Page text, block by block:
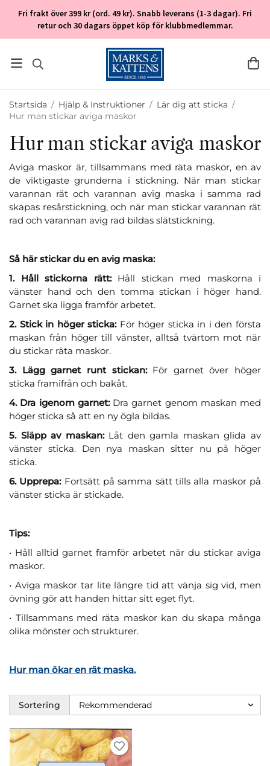
Fri frakt över 399 kr (ord. 49 kr). Snabb leverans (1-3 dagar). Fri
retur och 30 dagars öppet köp för klubbmedlemmar.
Startsida / Hjälp & Instruktioner / Lär dig att sticka /
Hur man stickar aviga maskor
Hur man stickar aviga maskor
Aviga maskor är, tillsammans med räta maskor, en av
de viktigaste grunderna i stickning. När man stickar
varannan rät och varannan avig maska i samma rad
skapas resårstickning, och när man stickar varannan rät
rad och varannan avig rad bildas slätstickning.
Så här stickar du en avig maska:
1. Håll stickorna rätt:Håll stickan med maskorna i
vänster hand och den tomma stickan i höger hand.
Garnet ska ligga framför arbetet.
2. Stick in höger sticka:För höger sticka in i den första
maskan från höger till vänster, alltså tvärtom mot när
du stickar räta maskor.
3. Lägg garnet runt stickan:För garnet över höger
sticka framifrån och bakåt.
4. Dra igenom garnet:Dra garnet genom maskan med
höger sticka så att en ny ögla bildas.
5. Släpp av maskan:Låt den gamla maskan glida av
vänster sticka. Den nya maskan sitter nu på höger
sticka.
6. Upprepa:Fortsätt på samma sätt tills alla maskor på
vänster sticka är stickade.
Tips:
• Håll alltid garnet framför arbetet när du stickar aviga
maskor.
• Aviga maskor tar lite längre tid att vänja sig vid, men
övning gör att handen hittar sitt eget flyt.
• Tillsammans med räta maskor kan du skapa många
olika mönster och strukturer.
Hur man ökar en rät maska.
Sortering